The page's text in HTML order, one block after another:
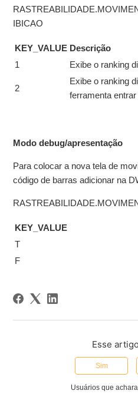
IBICAO
KEY_VALUE Descrição
1
Exibe o ranking
2
Exibe o ranking
ferramenta
Modo debug/apresentação
Para colocar a nova tela de
código de barras adicionar na
KEY_VALUE
T
F
Esse
Sim
Usuários que